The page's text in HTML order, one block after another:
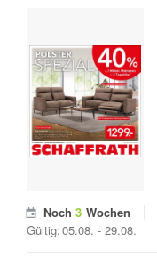
Noch 3 Wochen
Gültig:05.08. - 29.08.